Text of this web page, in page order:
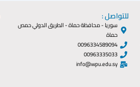
للتواصل :
سوريا - محافظة حماة - الطريق الدولي حمص
حماة
0096334589094
00963335033
info@wpu.edu.sy